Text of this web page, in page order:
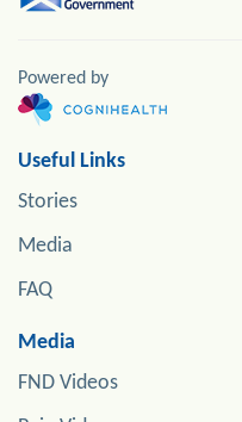
Powered by
Useful Links
Stories
Media
FAQ
Media
FND Videos